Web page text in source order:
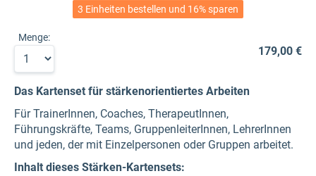
3 Einheiten bestellen und 16% sparen
Menge:
179,00 €
Das Kartenset für stärkenorientiertes Arbeiten
Für TrainerInnen, Coaches, TherapeutInnen,
Führungskräfte, Teams, GruppenleiterInnen, LehrerInnen
und jeden, der mit Einzelpersonen oder Gruppen arbeitet.
Inhalt dieses Stärken-Kartensets: